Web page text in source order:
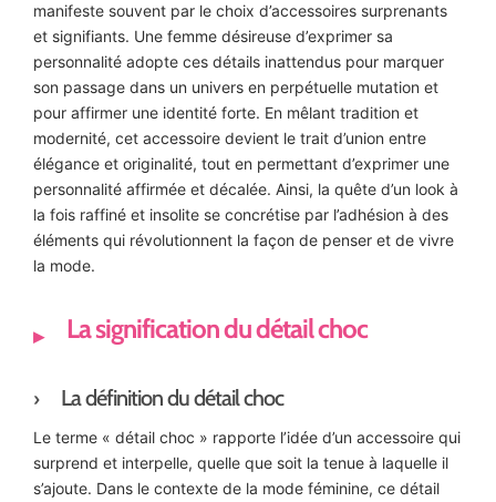
manifeste souvent par le choix d’accessoires surprenants
et signifiants. Une femme désireuse d’exprimer sa
personnalité adopte ces détails inattendus pour marquer
son passage dans un univers en perpétuelle mutation et
pour affirmer une identité forte. En mêlant tradition et
modernité, cet accessoire devient le trait d’union entre
élégance et originalité, tout en permettant d’exprimer une
personnalité affirmée et décalée. Ainsi, la quête d’un look à
la fois raffiné et insolite se concrétise par l’adhésion à des
éléments qui révolutionnent la façon de penser et de vivre
la mode.
La signification du détail choc
La définition du détail choc
Le terme « détail choc » rapporte l’idée d’un accessoire qui
surprend et interpelle, quelle que soit la tenue à laquelle il
s’ajoute. Dans le contexte de la mode féminine, ce détail